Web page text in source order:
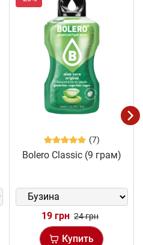
(7)
Bolero Classic (9 грам)
19 грн 24 грн
Купить